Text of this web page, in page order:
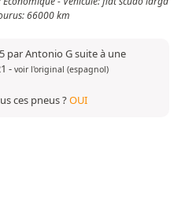
66000 km
par Antonio G suite à une
- voir l'original (espagnol)
ces pneus ?OUI